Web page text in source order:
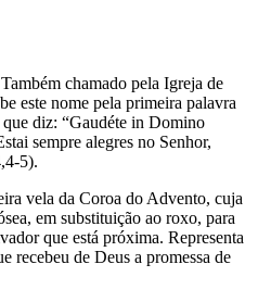
chamado pela Igreja de
este nome pela primeira palavra
diz: “Gaudéte in Domino
sempre alegres no Senhor,
5).
vela da Coroa do Advento, cuja
em substituição ao roxo, para
que está próxima. Representa
recebeu de Deus a promessa de